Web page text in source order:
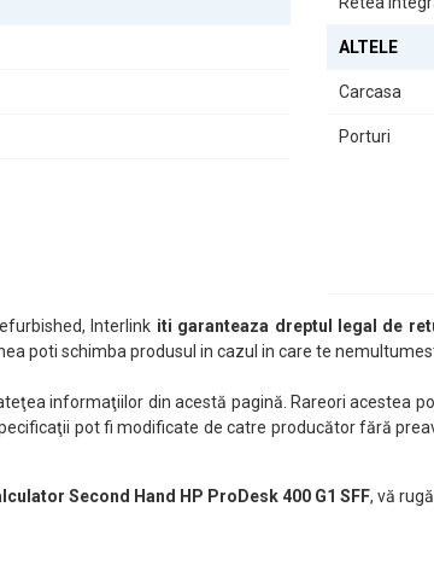
ALTELE
Carcasa
Porturi
Interlink iti garanteaza dreptul legal de
poti schimba produsul in cazul in care te
informaţiilor din acestă pagină. Rareori acestea
pot fi modificate de catre producător fără
Second Hand HP ProDesk 400 G1 SFF, vă